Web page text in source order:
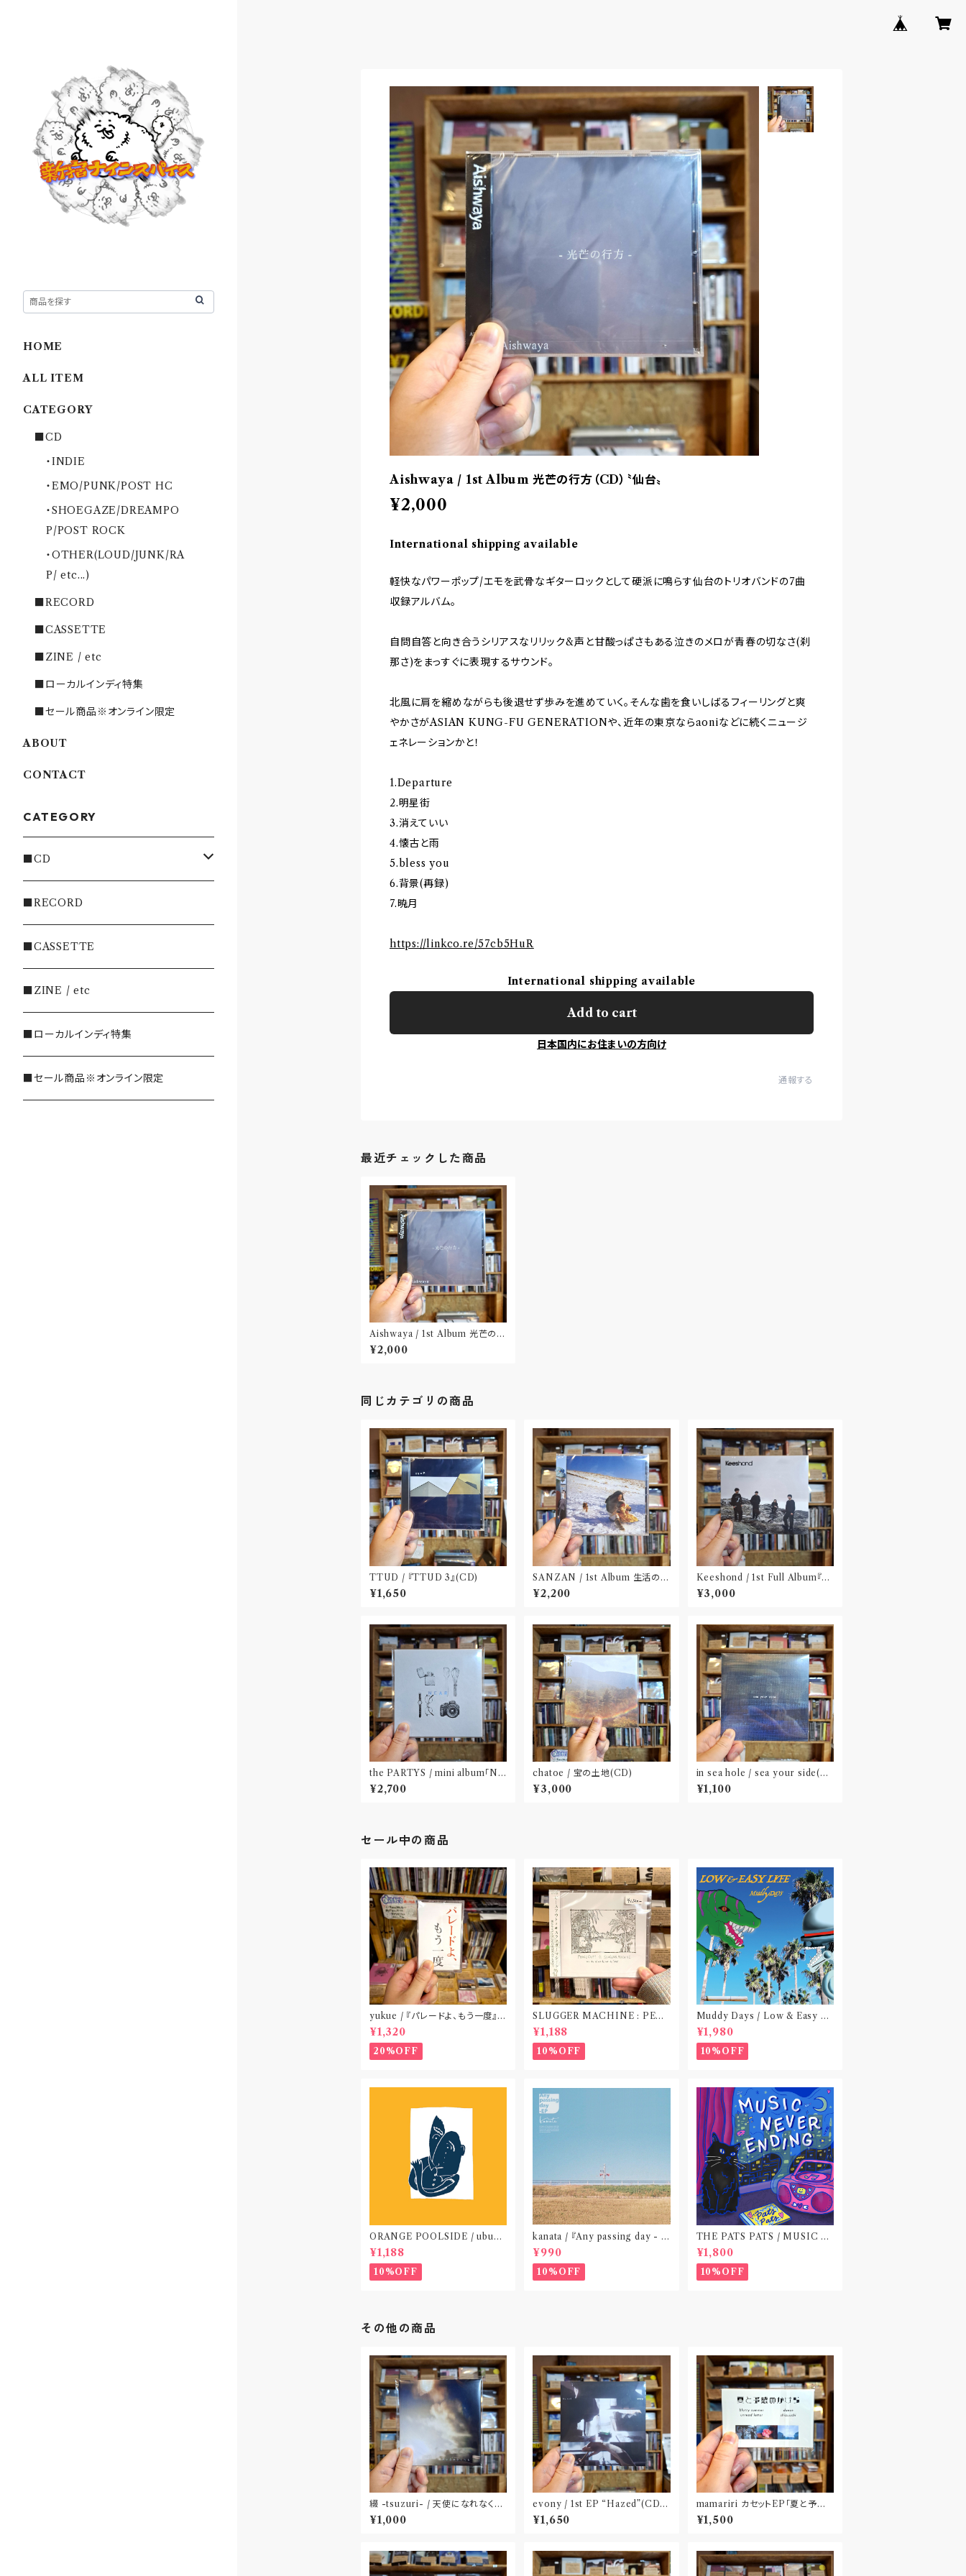
Aishwaya / 1st Album 光芒の行方（CD）〝仙台〟
¥2,000
International shipping available
軽快なパワーポップ/エモを武骨なギターロックとして硬派に鳴らす仙台のトリオバンドの7曲
収録アルバム。
自問自答と向き合うシリアスなリリック&声と甘酸っぱさもある泣きのメロが青春の切なさ(刹
那さ)をまっすぐに表現するサウンド。
北風に肩を縮めながらも後退せず歩みを進めていく。そんな歯を食いしばるフィーリングと爽
やかさがASIAN KUNG-FU GENERATIONや、近年の東京ならaoniなどに続くニュージ
ェネレーションかと！
1.Departure
2.明星街
3.消えていい
4.懐古と雨
5.bless you
6.背景(再録)
7.暁月
https://linkco.re/57cb5HuR
International shipping available
Add to cart
日本国内にお住まいの方向け
通報する
最近チェックした商品
Aishwaya / 1st Album 光芒の行
方（CD）〝仙台〟
¥2,000
同じカテゴリの商品
TTUD / 『TTUD 3』(CD)
¥1,650
SANZAN / 1st Album 生活の名
残(CD)〝静岡県三島市〟
¥2,200
Keeshond / 1st Full Album『K
eeshond』
¥3,000
the PARTYS / mini album「NE
AR」(CD)〝奈良〟
¥2,700
chatoe / 宝の土地(CD)
¥3,000
in sea hole / sea your side(C
D)
¥1,100
セール中の商品
yukue / 『パレードよ、もう一度』
(TAPE)
¥1,320
20%OFF
SLUGGER MACHINE : PEA
CE OUT! / we die if we do no
t do “DIG”(SPLIT CD)〝横浜&
札幌〟
¥1,188
10%OFF
Muddy Days / Low & Easy Li
fe〝東京〟
¥1,980
10%OFF
ORANGE POOLSIDE / ubu
(CD作品)〝神奈川・厚木〟
¥1,188
10%OFF
kanata / 『Any passing day - E
P』(CD作品)〝東京〟
¥990
10%OFF
THE PATS PATS / MUSIC N
EVER ENDING(CD作品)
¥1,800
10%OFF
その他の商品
綴 -tsuzuri- / 天使になれなくて
も(CD)
¥1,000
evony / 1st EP “Hazed”(CD)
Released by FURTHER PLAT
ONIC〝千葉〟
¥1,650
mamariri カセットEP「夏と予感
のかけら」
¥1,500
HOME
ALL ITEM
CATEGORY
■CD
・INDIE
・EMO/PUNK/POST HC
・SHOEGAZE/DREAMPO
P/POST ROCK
・OTHER(LOUD/JUNK/RA
P/ etc...)
■RECORD
■CASSETTE
■ZINE / etc
■ローカルインディ特集
■セール商品※オンライン限定
ABOUT
CONTACT
CATEGORY
■CD
・INDIE
・EMO/PUNK/POST HC
・SHOEGAZE/DREAMPOP/POST
ROCK
・OTHER(LOUD/JUNK/RAP/ et
c...)
■RECORD
■CASSETTE
■ZINE / etc
■ローカルインディ特集
■セール商品※オンライン限定